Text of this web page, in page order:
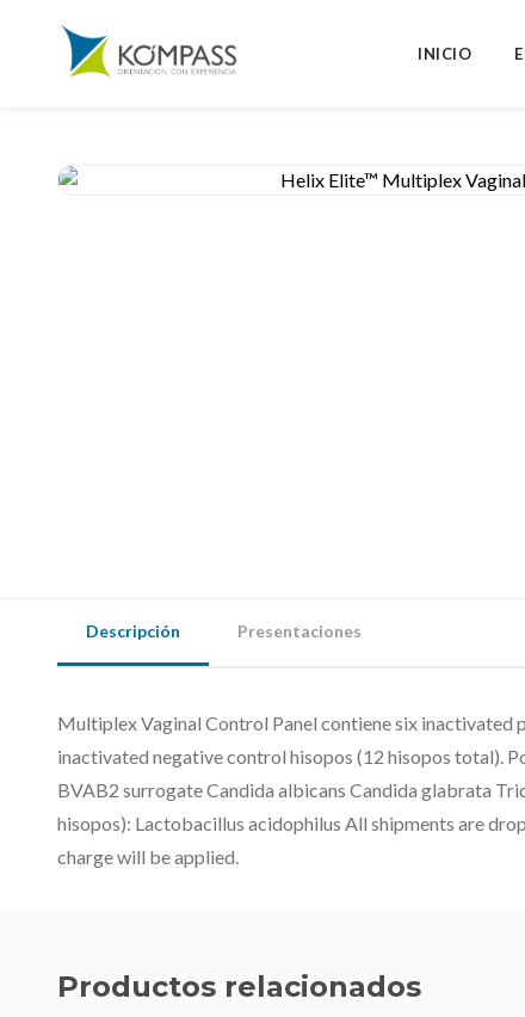
INICIO
Descripción Presentaciones
Multiplex Vaginal Control Panel contiene six inactivated
inactivated negative control hisopos (12 hisopos total).
BVAB2 surrogate Candida albicans Candida glabrata
hisopos): Lactobacillus acidophilus All shipments are
charge will be applied.
Productos relacionados